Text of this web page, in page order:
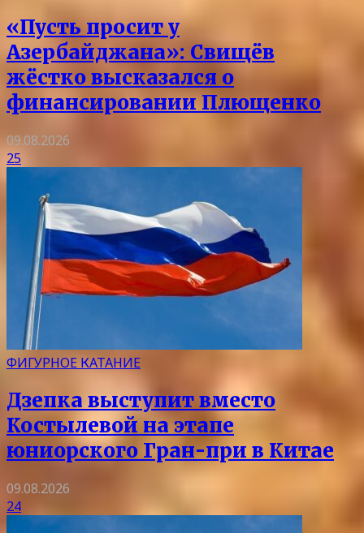
«Пусть просит у
Азербайджана»: Свищёв
жёстко высказался о
финансировании Плющенко
09.08.2026
25
ФИГУРНОЕ КАТАНИЕ
Дзепка выступит вместо
Костылевой на этапе
юниорского Гран-при в Китае
09.08.2026
24